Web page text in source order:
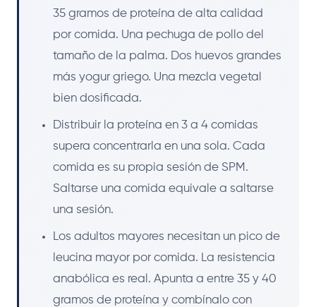
35 gramos de proteína de alta calidad
por comida. Una pechuga de pollo del
tamaño de la palma. Dos huevos grandes
más yogur griego. Una mezcla vegetal
bien dosificada.
Distribuir la proteína en 3 a 4 comidas
supera concentrarla en una sola. Cada
comida es su propia sesión de SPM.
Saltarse una comida equivale a saltarse
una sesión.
Los adultos mayores necesitan un pico de
leucina mayor por comida. La resistencia
anabólica es real. Apunta a entre 35 y 40
gramos de proteína y combínalo con